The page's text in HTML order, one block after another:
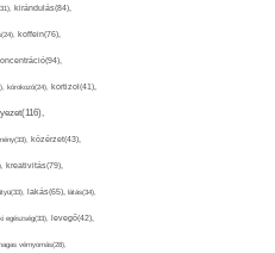
kirándulás(84),
koffein(76),
kórokozó(24), kortizol(41),
közérzet(43),
kreativitás(79),
lakás(65), látás(34),
egészség(33), levegő(42),
vérnyomás(28),